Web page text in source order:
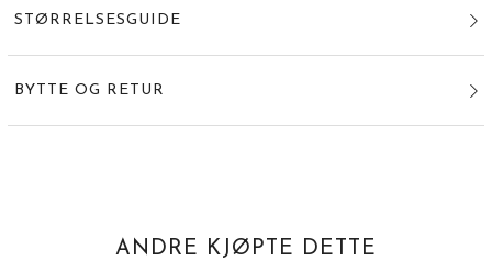
STØRRELSESGUIDE
BYTTE OG RETUR
ANDRE KJØPTE DETTE